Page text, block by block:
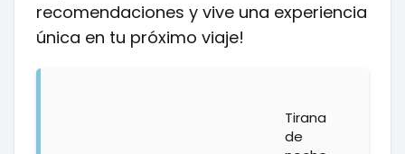
recomendaciones y vive una experiencia
única en tu próximo viaje!
Tirana
de